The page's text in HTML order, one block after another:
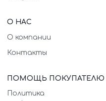
О НАС
О компании
Контакты
ПОМОЩЬ ПОКУПАТЕЛЮ
Политика